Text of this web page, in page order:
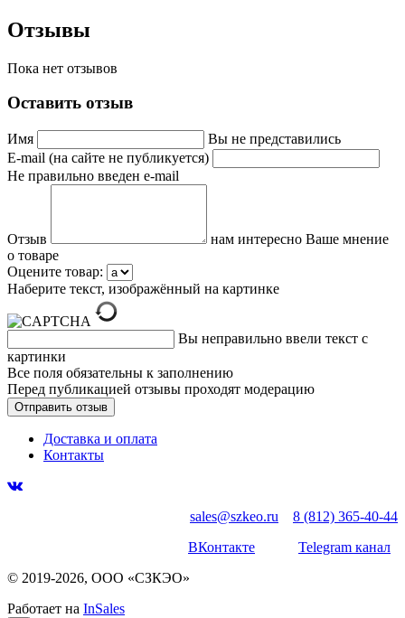
Отзывы
Пока нет отзывов
Оставить отзыв
Имя
Вы не представились
E-mail (на сайте не публикуется)
Не правильно введен e-mail
Отзыв
нам интересно Ваше мнение
о товаре
Оцените товар:
Наберите текст, изображённый на картинке
Вы неправильно ввели текст с
картинки
Все поля обязательны к заполнению
Перед публикацией отзывы проходят модерацию
Доставка и оплата
Контакты
sales@szkeo.ru
8 (812) 365-40-44
ВКонтакте
Telegram канал
© 2019-2026, ООО «СЗКЭО»
Работает на InSales